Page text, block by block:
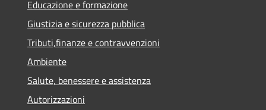
Educazione e formazione
Giustizia e sicurezza pubblica
Tributi,finanze e contravvenzioni
Ambiente
Salute, benessere e assistenza
Autorizzazioni